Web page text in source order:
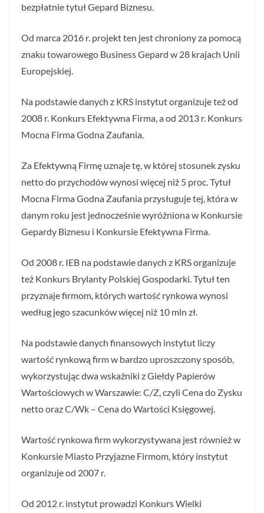
bezpłatnie tytuł Gepard Biznesu.
Od marca 2016 r. projekt ten jest chroniony za pomocą
znaku towarowego Business Gepard w 28 krajach Unii
Europejskiej.
Na podstawie danych z KRS instytut organizuje też od
2008 r. Konkurs Efektywna Firma, a od 2013 r. Konkurs
Mocna Firma Godna Zaufania.
Za Efektywną Firmę uznaje tę, w której stosunek zysku
netto do przychodów wynosi więcej niż 5 proc. Tytuł
Mocna Firma Godna Zaufania przysługuje tej, która w
danym roku jest jednocześnie wyróżniona w Konkursie
Gepardy Biznesu i Konkursie Efektywna Firma.
Od 2008 r. IEB na podstawie danych z KRS organizuje
też Konkurs Brylanty Polskiej Gospodarki. Tytuł ten
przyznaje firmom, których wartość rynkowa wynosi
według jego szacunków więcej niż 10 mln zł.
Na podstawie danych finansowych instytut liczy
wartość rynkową firm w bardzo uproszczony sposób,
wykorzystując dwa wskaźniki z Giełdy Papierów
Wartościowych w Warszawie: C/Z, czyli Cena do Zysku
netto oraz C/Wk – Cena do Wartości Księgowej.
Wartość rynkowa firm wykorzystywana jest również w
Konkursie Miasto Przyjazne Firmom, który instytut
organizuje od 2007 r.
Od 2012 r. instytut prowadzi Konkurs Wielki